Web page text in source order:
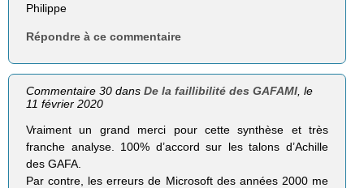
Philippe
Répondre à ce commentaire
Commentaire 30 dansDe la faillibilité des GAFAMI , le
11 février 2020
Vraiment un grand merci pour cette synthèse et très
franche analyse. 100% d’accord sur les talons d’Achille
des GAFA.
Par contre, les erreurs de Microsoft des années 2000 me